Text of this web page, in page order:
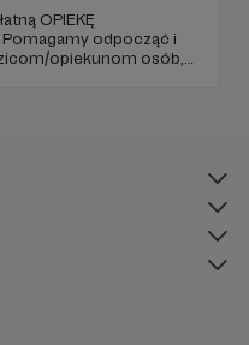
OPIEKĘ
Pomagamy odpocząć i
opiekunom osób,